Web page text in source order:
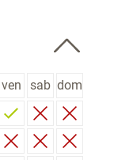
ven sab dom